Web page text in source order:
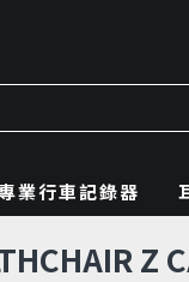
業行車記錄器
Z